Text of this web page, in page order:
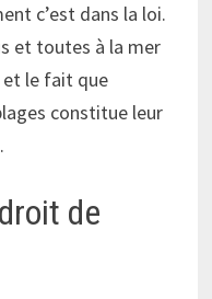
c’est dans la loi.
et toutes à la mer
et le fait que
constitue leur
.
de